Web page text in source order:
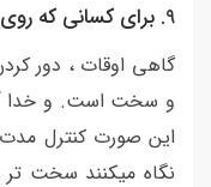
9. برای کسانی که روی تربیت فرزندانشان حساس هستند
گاهی اوقات ، دور
و سخت است. و خدا آن
این صورت کنترل مدت
نگاه میکنند سخت